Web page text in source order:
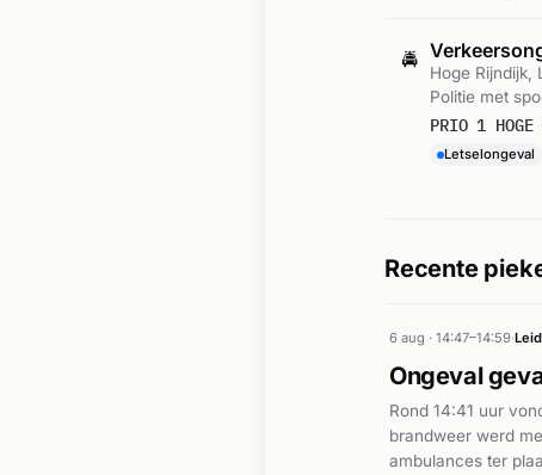
🚔
Hoge Rijndijk,
Politie met
PRIO 1 HOGE
Letselongeval
Recente
6 aug · 14:47–14:59·
Ongeval
Rond 14:41 uur
brandweer werd
ambulances ter